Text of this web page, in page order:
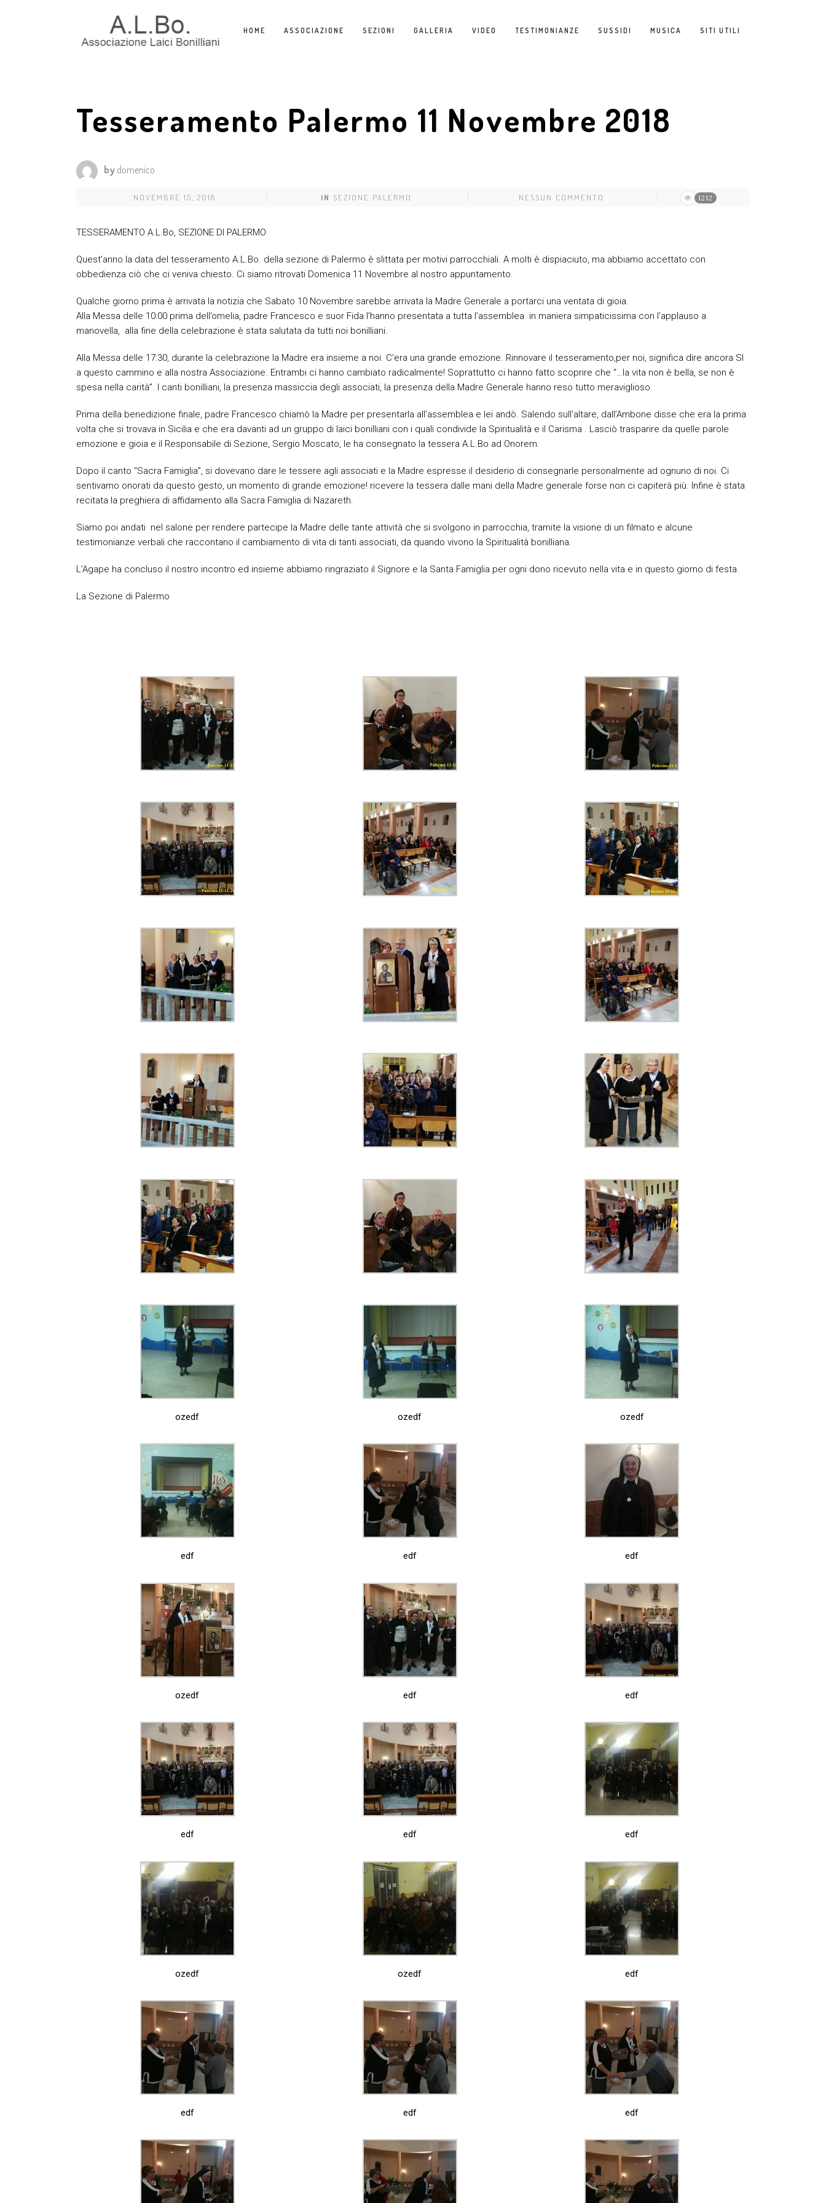
HOME ASSOCIAZIONE SEZIONI GALLERIA VIDEO TESTIMONIANZE SUSSIDI MUSICA SITI UTILI
Tesseramento Palermo 11 Novembre 2018
by domenico
NOVEMBRE 15, 2018 IN SEZIONE PALERMO NESSUN COMMENTO 1212
TESSERAMENTO A.L.Bo, SEZIONE DI PALERMO
Quest’anno la data del tesseramento A.L.Bo. della sezione di Palermo è slittata per motivi parrocchiali. A molti è dispiaciuto, ma abbiamo accettato con
obbedienza ciò che ci veniva chiesto. Ci siamo ritrovati Domenica 11 Novembre al nostro appuntamento.
Qualche giorno prima è arrivata la notizia che Sabato 10 Novembre sarebbe arrivata la Madre Generale a portarci una ventata di gioia.
Alla Messa delle 10:00 prima dell’omelia, padre Francesco e suor Fida l’hanno presentata a tutta l’assemblea in maniera simpaticissima con l’applauso a
manovella, alla fine della celebrazione è stata salutata da tutti noi bonilliani.
Alla Messa delle 17:30, durante la celebrazione la Madre era insieme a noi. C’era una grande emozione. Rinnovare il tesseramento,per noi, significa dire ancora SI
a questo cammino e alla nostra Associazione. Entrambi ci hanno cambiato radicalmente! Soprattutto ci hanno fatto scoprire che “…la vita non è bella, se non è
spesa nella carità”. I canti bonilliani, la presenza massiccia degli associati, la presenza della Madre Generale hanno reso tutto meraviglioso.
Prima della benedizione finale, padre Francesco chiamò la Madre per presentarla all’assemblea e lei andò. Salendo sull’altare, dall’Ambone disse che era la prima
volta che si trovava in Sicilia e che era davanti ad un gruppo di laici bonilliani con i quali condivide la Spiritualità e il Carisma . Lasciò trasparire da quelle parole
emozione e gioia e il Responsabile di Sezione, Sergio Moscato, le ha consegnato la tessera A.L.Bo ad Onorem.
Dopo il canto “Sacra Famiglia”, si dovevano dare le tessere agli associati e la Madre espresse il desiderio di consegnarle personalmente ad ognuno di noi. Ci
sentivamo onorati da questo gesto, un momento di grande emozione! ricevere la tessera dalle mani della Madre generale forse non ci capiterà più. Infine è stata
recitata la preghiera di affidamento alla Sacra Famiglia di Nazareth.
Siamo poi andati nel salone per rendere partecipe la Madre delle tante attività che si svolgono in parrocchia, tramite la visione di un filmato e alcune
testimonianze verbali che raccontano il cambiamento di vita di tanti associati, da quando vivono la Spiritualità bonilliana.
L’Agape ha concluso il nostro incontro ed insieme abbiamo ringraziato il Signore e la Santa Famiglia per ogni dono ricevuto nella vita e in questo giorno di festa.
La Sezione di Palermo
ozedf ozedf ozedf
edf edf edf
ozedf edf edf
edf edf edf
ozedf ozedf edf
edf edf edf